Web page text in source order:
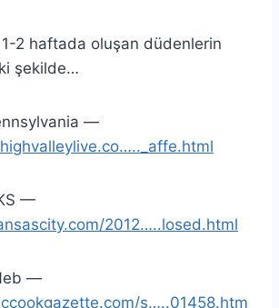
2 haftada oluşan düdenlerin
şekilde…
—
—
2012…..losed.html
—
s…..01458.htm